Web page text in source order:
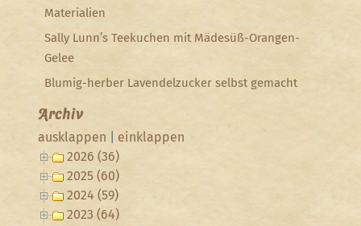
Materialien
Sally Lunn’s Teekuchen mit Mädesüß-Orangen-
Gelee
Blumig-herber Lavendelzucker selbst gemacht
Archiv
ausklappen
einklappen
2026 (36)
2025 (60)
2024 (59)
2023 (64)